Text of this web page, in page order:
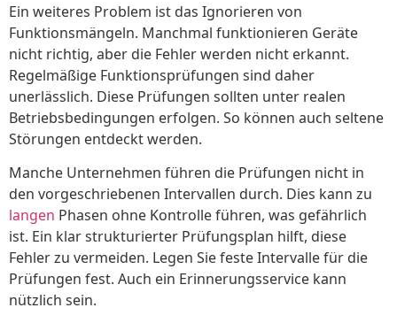
Ein weiteres Problem ist das Ignorieren von
Funktionsmängeln. Manchmal funktionieren Geräte
nicht richtig, aber die Fehler werden nicht erkannt.
Regelmäßige Funktionsprüfungen sind daher
unerlässlich. Diese Prüfungen sollten unter realen
Betriebsbedingungen erfolgen. So können auch seltene
Störungen entdeckt werden.
Manche Unternehmen führen die Prüfungen nicht in
den vorgeschriebenen Intervallen durch. Dies kann zu
langen Phasen ohne Kontrolle führen, was gefährlich
ist. Ein klar strukturierter Prüfungsplan hilft, diese
Fehler zu vermeiden. Legen Sie feste Intervalle für die
Prüfungen fest. Auch ein Erinnerungsservice kann
nützlich sein.